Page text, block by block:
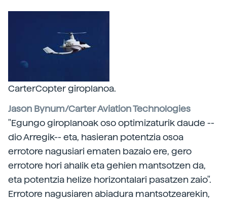
CarterCopter giroplanoa.
Jason Bynum/Carter Aviation Technologies
"Egungo giroplanoak oso optimizaturik daude --
dio Arregik-- eta, hasieran potentzia osoa
errotore nagusiari ematen bazaio ere, gero
errotore hori ahalik eta gehien mantsotzen da,
eta potentzia helize horizontalari pasatzen zaio".
Errotore nagusiaren abiadura mantsotzearekin,